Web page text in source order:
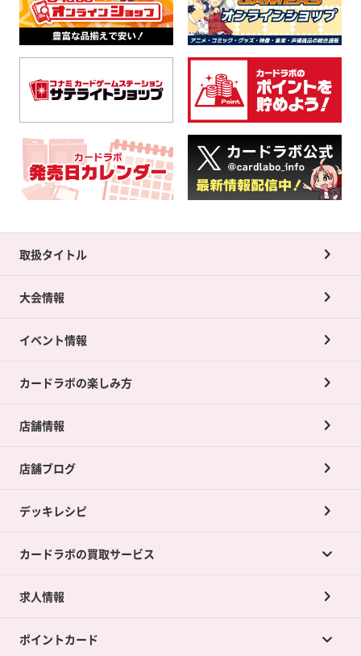
取扱タイトル
大会情報
イベント情報
カードラボの楽しみ方
店舗情報
店舗ブログ
デッキレシピ
カードラボの買取サービス
カードラボの買取サービスTOP
店舗買取について
求人情報
ポイントカード